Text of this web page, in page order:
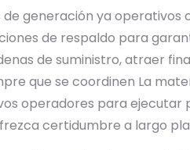
generación ya operativos
de respaldo para
de suministro, atraer
que se coordinen La
operadores para
certidumbre a largo